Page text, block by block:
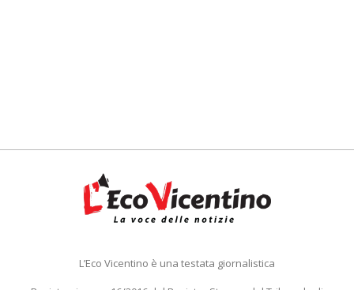
L’Eco Vicentino è una testata giornalistica